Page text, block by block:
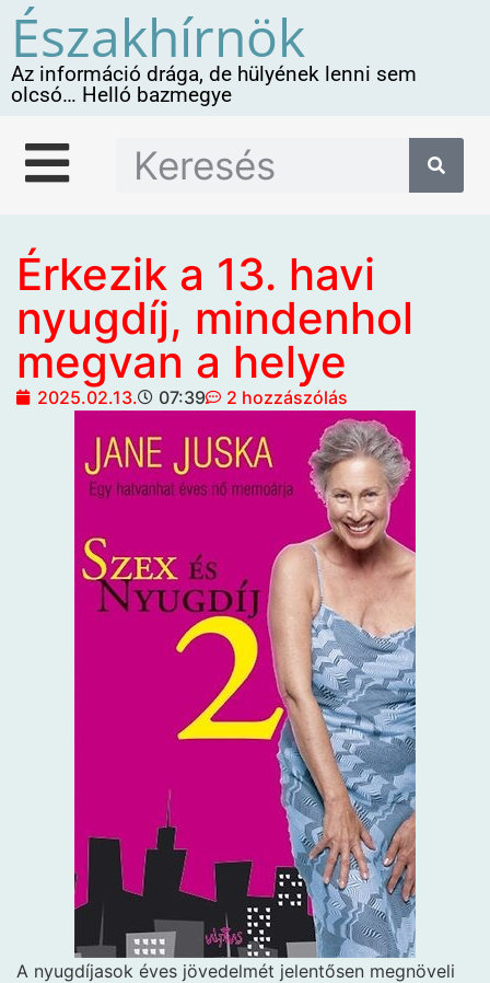
Északhírnök
Az információ drága, de hülyének lenni sem
olcsó… Helló bazmegye
Érkezik a 13. havi
nyugdíj, mindenhol
megvan a helye
2025.02.13. 07:39 2 hozzászólás
A nyugdíjasok éves jövedelmét jelentősen megnöveli